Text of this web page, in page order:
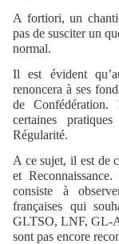
A fortiori, un
pas de susciter un
normal.
Il est évident
renoncera à ses
de
certaines
Régularité.
A ce sujet, il est de
et
consiste à
françaises qui
GLTSO, LNF, GL-
sont pas encore